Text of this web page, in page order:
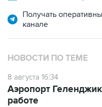
Получать
канале
НОВОСТИ ПО ТЕМЕ
8 августа 16:34
Аэропорт
работе